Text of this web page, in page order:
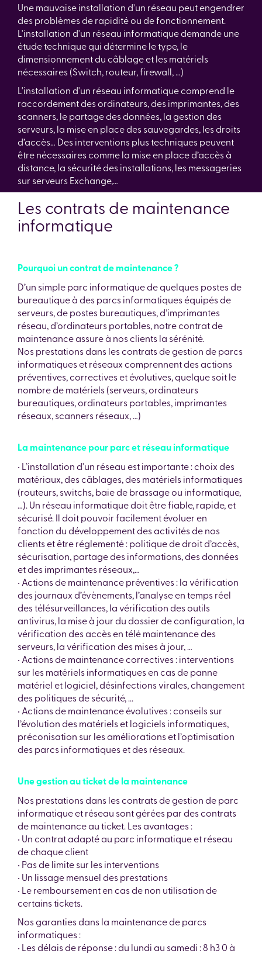
Une mauvaise installation d’un réseau peut engendrer
des problèmes de rapidité ou de fonctionnement.
L'installation d'un réseau informatique demande une
étude technique qui détermine le type, le
dimensionnement du câblage et les matériels
nécessaires (Switch, routeur, firewall, …)
L'installation d'un réseau informatique comprend le
raccordement des ordinateurs, des imprimantes, des
scanners, le partage des données, la gestion des
serveurs, la mise en place des sauvegardes, les droits
d’accès… Des interventions plus techniques peuvent
être nécessaires comme la mise en place d’accès à
distance, la sécurité des installations, les messageries
sur serveurs Exchange,…
Les contrats de maintenance
informatique
Pourquoi un contrat de maintenance ?
D’un simple parc informatique de quelques postes de
bureautique à des parcs informatiques équipés de
serveurs, de postes bureautiques, d’imprimantes
réseau, d’ordinateurs portables, notre contrat de
maintenance assure à nos clients la sérénité.
Nos prestations dans les contrats de gestion de parcs
informatiques et réseaux comprennent des actions
préventives, correctives et évolutives, quelque soit le
nombre de matériels (serveurs, ordinateurs
bureautiques, ordinateurs portables, imprimantes
réseaux, scanners réseaux, …)
La maintenance pour parc et réseau informatique
• L’installation d'un réseau est importante : choix des
matériaux, des câblages, des matériels informatiques
(routeurs, switchs, baie de brassage ou informatique,
…). Un réseau informatique doit être fiable, rapide, et
sécurisé. Il doit pouvoir facilement évoluer en
fonction du développement des activités de nos
clients et être réglementé : politique de droit d’accès,
sécurisation, partage des informations, des données
et des imprimantes réseaux,…
• Actions de maintenance préventives : la vérification
des journaux d’évènements, l’analyse en temps réel
des télésurveillances, la vérification des outils
antivirus, la mise à jour du dossier de configuration, la
vérification des accès en télé maintenance des
serveurs, la vérification des mises à jour, …
• Actions de maintenance correctives : interventions
sur les matériels informatiques en cas de panne
matériel et logiciel, désinfections virales, changement
des politiques de sécurité, ...
• Actions de maintenance évolutives : conseils sur
l’évolution des matériels et logiciels informatiques,
préconisation sur les améliorations et l’optimisation
des parcs informatiques et des réseaux.
Une gestion au ticket de la maintenance
Nos prestations dans les contrats de gestion de parc
informatique et réseau sont gérées par des contrats
de maintenance au ticket. Les avantages :
• Un contrat adapté au parc informatique et réseau
de chaque client
• Pas de limite sur les interventions
• Un lissage mensuel des prestations
• Le remboursement en cas de non utilisation de
certains tickets.
Nos garanties dans la maintenance de parcs
informatiques :
• Les délais de réponse : du lundi au samedi : 8 h3 0 à